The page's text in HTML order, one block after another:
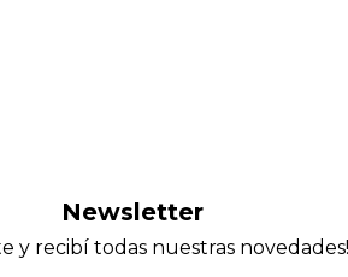
Newsletter
y recibí todas nuestras novedades!